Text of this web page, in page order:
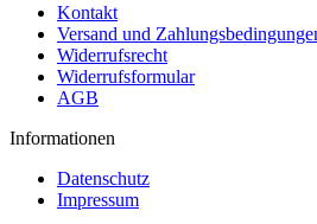
Kontakt
Versand und
Widerrufsrecht
Widerrufsformular
AGB
Informationen
Datenschutz
Impressum